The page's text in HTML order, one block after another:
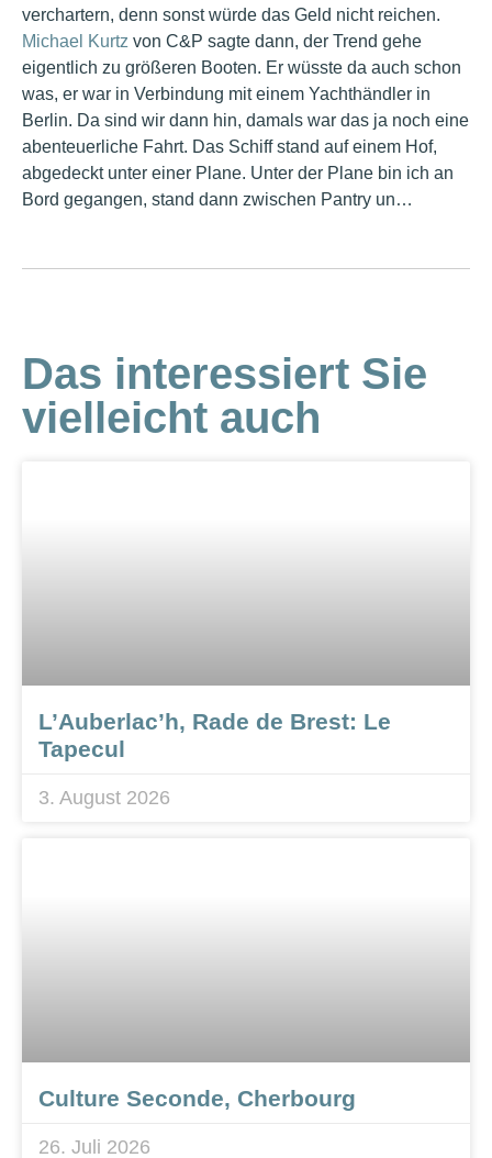
verchartern, denn sonst würde das Geld nicht reichen.
Michael Kurtz von C&P sagte dann, der Trend gehe
eigentlich zu größeren Booten. Er wüsste da auch schon
was, er war in Verbindung mit einem Yachthändler in
Berlin. Da sind wir dann hin, damals war das ja noch eine
abenteuerliche Fahrt. Das Schiff stand auf einem Hof,
abgedeckt unter einer Plane. Unter der Plane bin ich an
Bord gegangen, stand dann zwischen Pantry un…
Das interessiert Sie
vielleicht auch
L’Auberlac’h, Rade de Brest: Le
Tapecul
3. August 2026
Culture Seconde, Cherbourg
26. Juli 2026